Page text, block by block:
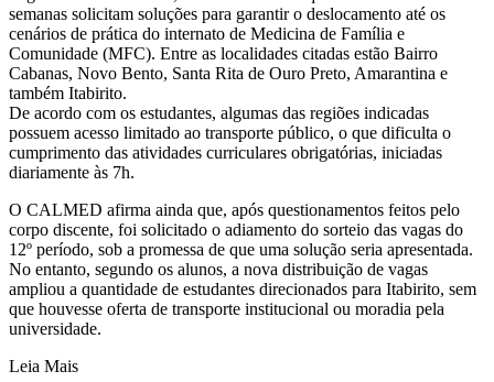
semanas solicitam soluções para garantir o deslocamento até os
cenários de prática do internato de Medicina de Família e
Comunidade (MFC). Entre as localidades citadas estão Bairro
Cabanas, Novo Bento, Santa Rita de Ouro Preto, Amarantina e
também Itabirito.
De acordo com os estudantes, algumas das regiões indicadas
possuem acesso limitado ao transporte público, o que dificulta o
cumprimento das atividades curriculares obrigatórias, iniciadas
diariamente às 7h.
O CALMED afirma ainda que, após questionamentos feitos pelo
corpo discente, foi solicitado o adiamento do sorteio das vagas do
12º período, sob a promessa de que uma solução seria apresentada.
No entanto, segundo os alunos, a nova distribuição de vagas
ampliou a quantidade de estudantes direcionados para Itabirito, sem
que houvesse oferta de transporte institucional ou moradia pela
universidade.
Leia Mais